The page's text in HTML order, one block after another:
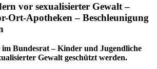
vor sexualisierter Gewalt –
Ort-Apotheken – Beschleunigung
Bundesrat – Kinder und Jugendliche
Gewalt geschützt werden.